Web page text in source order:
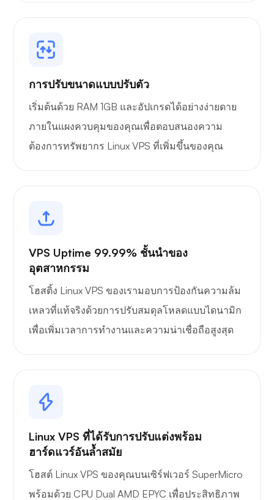
การปรับขนาดแบบปรับตัว
เริ่มต้นด้วย RAM 1GB และอัปเกรดได้อย่างง่ายดาย
ภายในแผงควบคุมของคุณเพื่อตอบสนองความ
ต้องการทรัพยากร Linux VPS ที่เพิ่มขึ้นของคุณ
VPS Uptime 99.99% ชั้นนำของ
อุตสาหกรรม
โฮสติ้ง Linux VPS ของเรามอบการป้องกันความล้ม
เหลวที่แท้จริงด้วยการปรับสมดุลโหลดแบบไดนามิก
เพื่อเพิ่มเวลาการทำงานและความน่าเชื่อถือสูงสุด
Linux VPS ที่ได้รับการปรับแต่งพร้อม
ฮาร์ดแวร์อันล้ำสมัย
โฮสต์ Linux VPS ของคุณบนเซิร์ฟเวอร์ SuperMicro
พร้อมด้วย CPU Dual AMD EPYC เพื่อประสิทธิภาพ